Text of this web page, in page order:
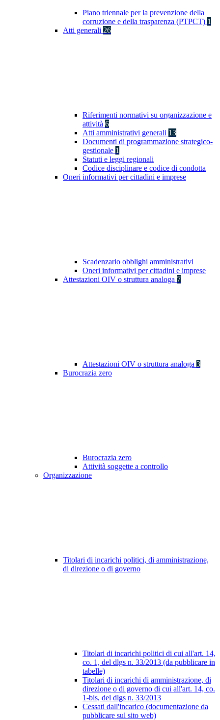
Piano triennale per la prevenzione della
corruzione e della trasparenza (PTPCT) 1
Atti generali 26
Riferimenti normativi su organizzazione e
attività 6
Atti amministrativi generali 13
Documenti di programmazione strategico-
gestionale 1
Statuti e leggi regionali
Codice disciplinare e codice di condotta
Oneri informativi per cittadini e imprese
Scadenzario obblighi amministrativi
Oneri informativi per cittadini e imprese
Attestazioni OIV o struttura analoga 7
Attestazioni OIV o struttura analoga 3
Burocrazia zero
Burocrazia zero
Attività soggette a controllo
Organizzazione
Titolari di incarichi politici, di amministrazione,
di direzione o di governo
Titolari di incarichi politici di cui all'art. 14,
co. 1, del dlgs n. 33/2013 (da pubblicare in
tabelle)
Titolari di incarichi di amministrazione, di
direzione o di governo di cui all'art. 14, co.
1-bis, del dlgs n. 33/2013
Cessati dall'incarico (documentazione da
pubblicare sul sito web)